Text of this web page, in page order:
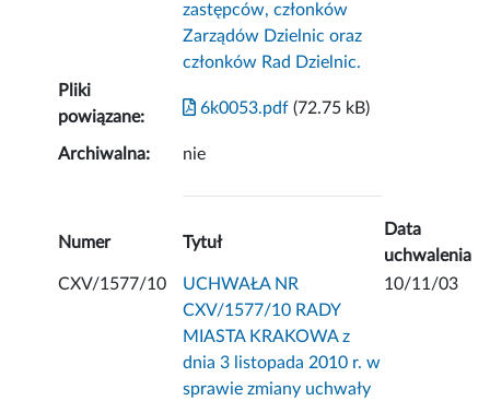
zastępców, członków
Zarządów Dzielnic oraz
członków Rad Dzielnic.
Pliki
powiązane:
6k0053.pdf (72.75 kB)
Archiwalna: nie
Numer Tytuł
Data
uchwalenia
CXV/1577/10
UCHWAŁA NR
CXV/1577/10 RADY
MIASTA KRAKOWA z
dnia 3 listopada 2010 r. w
sprawie zmiany uchwały
10/11/03